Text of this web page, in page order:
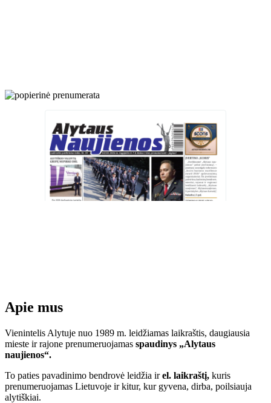
Apie mus
Vienintelis Alytuje nuo 1989 m. leidžiamas laikraštis, daugiausia
mieste ir rajone prenumeruojamas spaudinys „Alytaus
naujienos“.
To paties pavadinimo bendrovė leidžia irel. laikraštį, kuris
prenumeruojamas Lietuvoje ir kitur, kur gyvena, dirba, poilsiauja
alytiškiai.